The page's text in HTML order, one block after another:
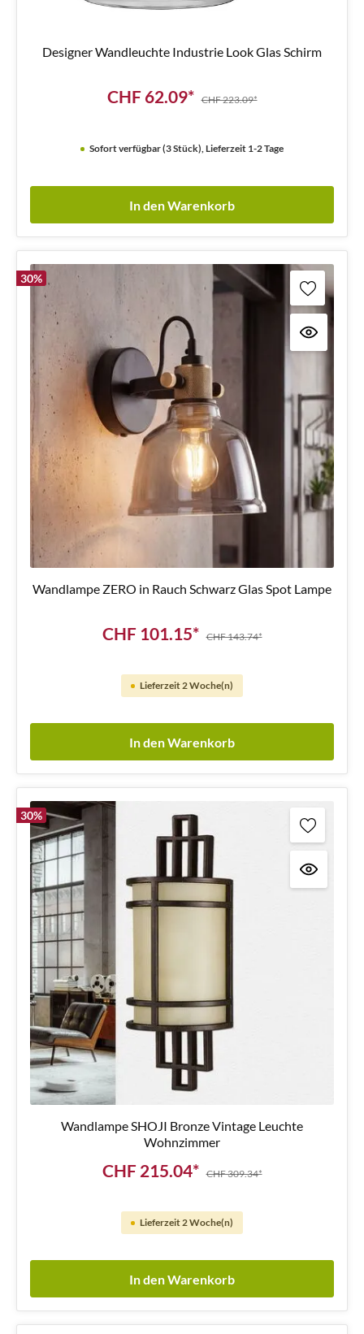
Designer Wandleuchte Industrie Look Glas Schirm
CHF 62.09* CHF 223.09*
Sofort verfügbar (3 Stück), Lieferzeit 1-2 Tage
In den Warenkorb
30%
Wandlampe ZERO in Rauch Schwarz Glas Spot Lampe
CHF 101.15* CHF 143.74*
Lieferzeit 2 Woche(n)
In den Warenkorb
30%
Wandlampe SHOJI Bronze Vintage Leuchte
Wohnzimmer
CHF 215.04* CHF 309.34*
Lieferzeit 2 Woche(n)
In den Warenkorb